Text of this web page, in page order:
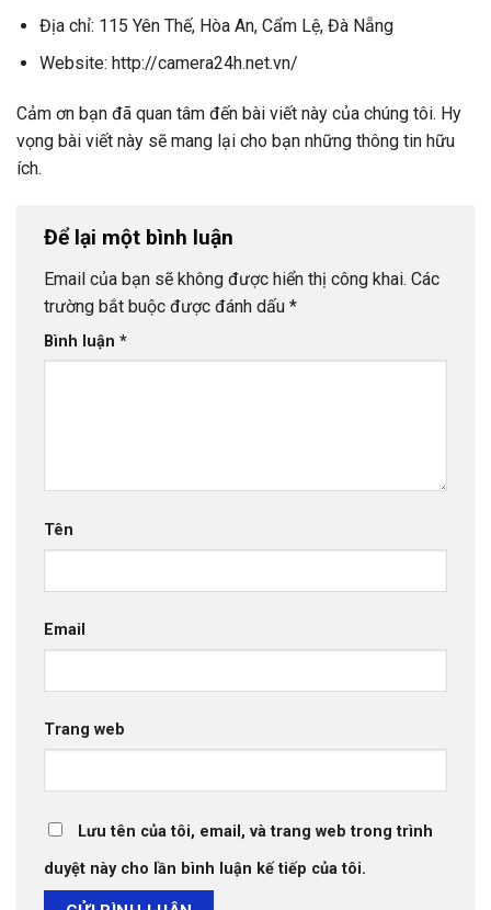
Địa chỉ: 115 Yên Thế, Hòa An, Cẩm Lệ, Đà Nẵng
Website: http://camera24h.net.vn/
Cảm ơn bạn đã quan tâm đến bài viết này của chúng tôi. Hy
vọng bài viết này sẽ mang lại cho bạn những thông tin hữu
ích.
Để lại một bình luận
Email của bạn sẽ không được hiển thị công khai. Các
trường bắt buộc được đánh dấu *
Bình luận *
Tên
Email
Trang web
Lưu tên của tôi, email, và trang web trong trình
duyệt này cho lần bình luận kế tiếp của tôi.